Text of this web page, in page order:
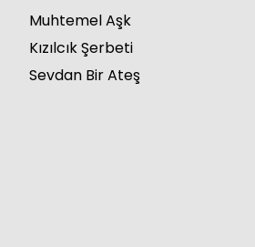
Muhtemel Aşk
Kızılcık Şerbeti
Sevdan Bir Ateş